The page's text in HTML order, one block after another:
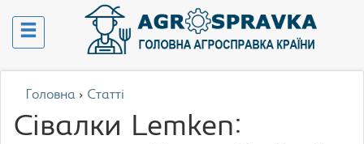
Головна › Статті
Сівалки Lemken: